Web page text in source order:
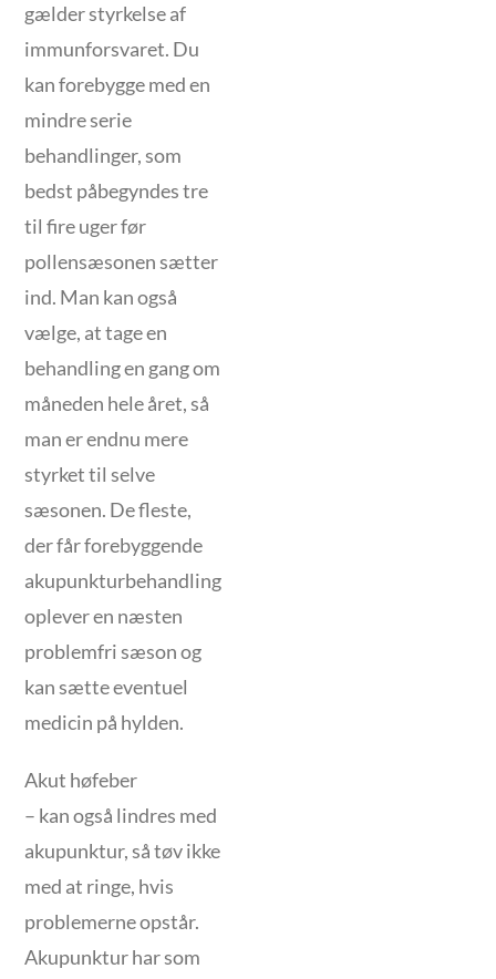
gælder styrkelse af
immunforsvaret. Du
kan forebygge med en
mindre serie
behandlinger, som
bedst påbegyndes tre
til fire uger før
pollensæsonen sætter
ind. Man kan også
vælge, at tage en
behandling en gang om
måneden hele året, så
man er endnu mere
styrket til selve
sæsonen. De fleste,
der får forebyggende
akupunkturbehandling
oplever en næsten
problemfri sæson og
kan sætte eventuel
medicin på hylden.
Akut høfeber
– kan også lindres med
akupunktur, så tøv ikke
med at ringe, hvis
problemerne opstår.
Akupunktur har som